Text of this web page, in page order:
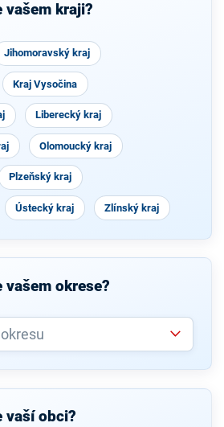
vašem kraji?
Jihomoravský kraj
Kraj Vysočina
Liberecký kraj
Olomoucký kraj
Plzeňský kraj
Ústecký kraj Zlínský kraj
okrese?
vaší obci?